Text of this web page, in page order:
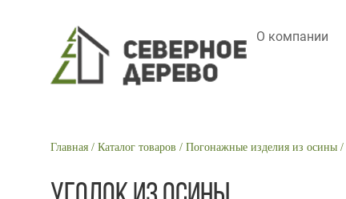
MAIN
О компании
СТРОКА
Главная Каталог товаров Погонажные изделия из осины